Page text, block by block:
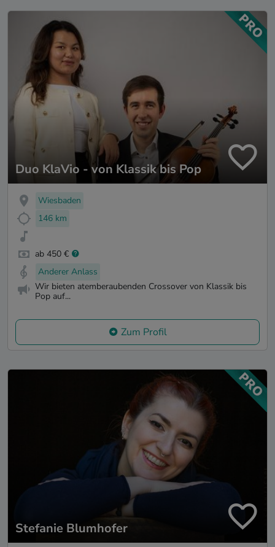
Duo KlaVio - von Klassik bis Pop
Wiesbaden
146 km
ab 450 €
Anderer Anlass
Wir bieten atemberaubenden Crossover von Klassik bis
Pop auf...
Zum Profil
Stefanie Blumhofer